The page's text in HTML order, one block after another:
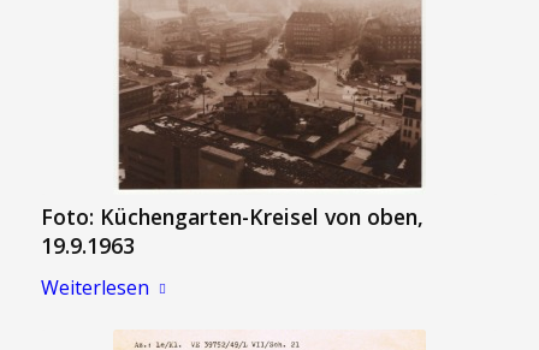
Foto: Küchengarten-Kreisel von oben,
19.9.1963
Weiterlesen